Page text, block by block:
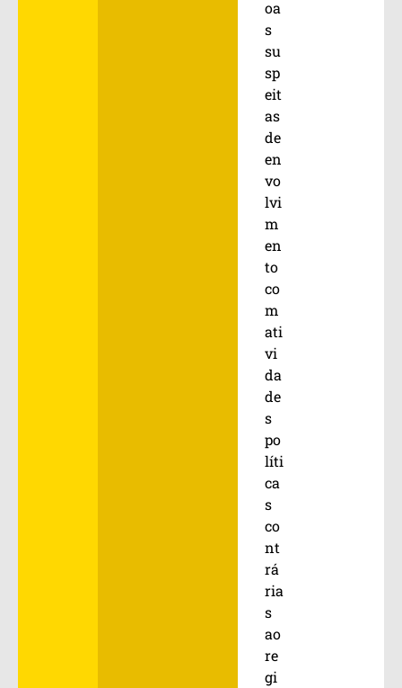
oa
s
su
sp
eit
as
de
en
vo
lvi
m
en
to
co
m
ati
vi
da
de
s
po
líti
ca
s
co
nt
rá
ria
s
ao
re
gi